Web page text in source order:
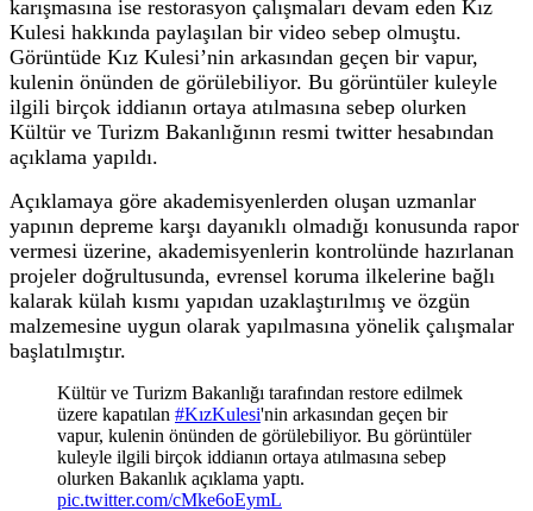
karışmasına ise restorasyon çalışmaları devam eden Kız
Kulesi hakkında paylaşılan bir video sebep olmuştu.
Görüntüde Kız Kulesi’nin arkasından geçen bir vapur,
kulenin önünden de görülebiliyor. Bu görüntüler kuleyle
ilgili birçok iddianın ortaya atılmasına sebep olurken
Kültür ve Turizm Bakanlığının resmi twitter hesabından
açıklama yapıldı.
Açıklamaya göre akademisyenlerden oluşan uzmanlar
yapının depreme karşı dayanıklı olmadığı konusunda rapor
vermesi üzerine, akademisyenlerin kontrolünde hazırlanan
projeler doğrultusunda, evrensel koruma ilkelerine bağlı
kalarak külah kısmı yapıdan uzaklaştırılmış ve özgün
malzemesine uygun olarak yapılmasına yönelik çalışmalar
başlatılmıştır.
Kültür ve Turizm Bakanlığı tarafından restore edilmek
üzere kapatılan #KızKulesi'nin arkasından geçen bir
vapur, kulenin önünden de görülebiliyor. Bu görüntüler
kuleyle ilgili birçok iddianın ortaya atılmasına sebep
olurken Bakanlık açıklama yaptı.
pic.twitter.com/cMke6oEymL